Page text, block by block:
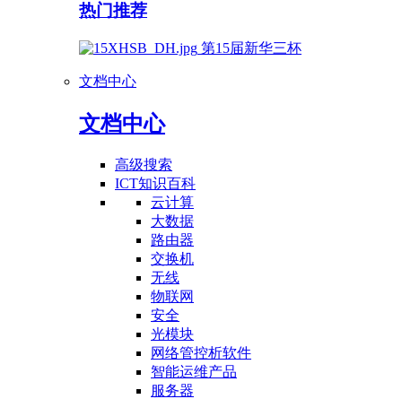
热门推荐
第15届新华三杯
文档中心
文档中心
高级搜索
ICT知识百科
云计算
大数据
路由器
交换机
无线
物联网
安全
光模块
网络管控析软件
智能运维产品
服务器